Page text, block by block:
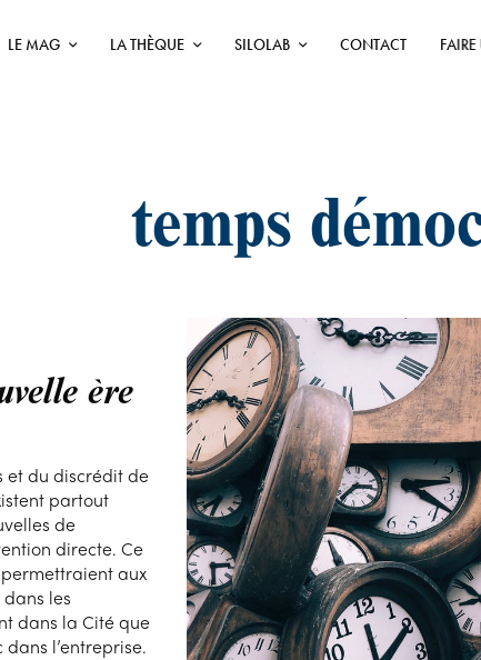
LE MAG LA THÈQUE SILOLAB CONTACT
temps
ère
et du discrédit de
partout
de
directe. Ce
aux
les
dans la Cité que
l’entreprise.